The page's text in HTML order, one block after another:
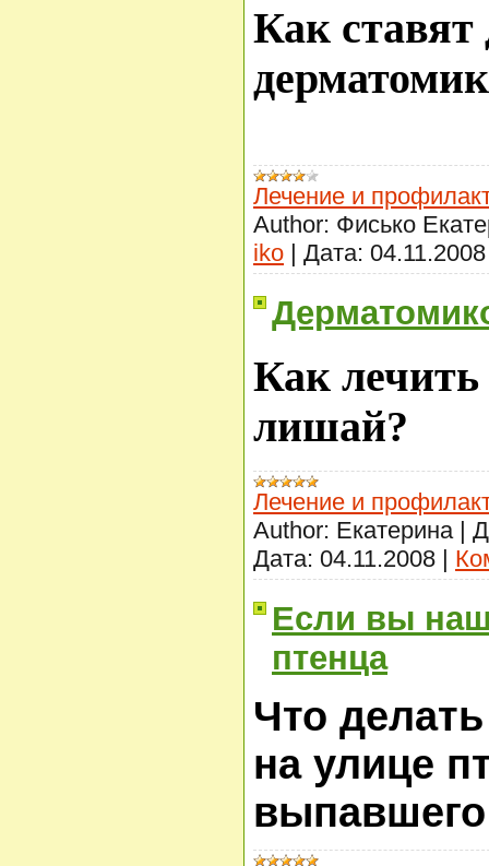
Как ставят
Лечение и
Author: Фисько
iko | Дата: 04.11.2008
Как
лишай?
Лечение и
Author: Екатерина |
Дата: 04.11.2008 |
Если вы
птенца
Что
на улице
выпавшего